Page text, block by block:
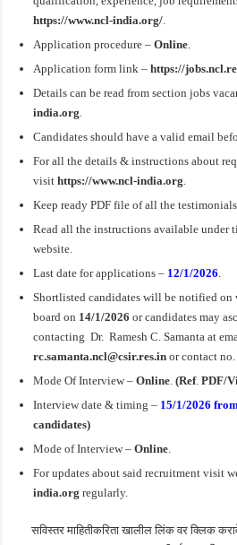
https://www.ncl-india.org/
Application procedure –Online
Application form link – https://
Details can be read from section jobs
india.org
Candidates should have a valid email
For all the details & instructions about
visithttps://www.ncl-india.org
Keep ready PDF file of all the testimonials.
Read all the instructions available under
website.
Last date for applications – 12/1/2026
Shortlisted candidates will be notified
board on 14/1/2026 or candidates may
contacting Dr. Ramesh C. Samanta at
rc.samanta.ncl@csir.res.in or contact
Mode Of Interview –Online .(Ref.PDF/
Interview date & timing – 15/1/2026
candidates)
Mode of Interview –Online
For updates about said recruitment visit
india.org regularly.
सविस्तर माहितीकरिता खालील लिंक वर क्लिक